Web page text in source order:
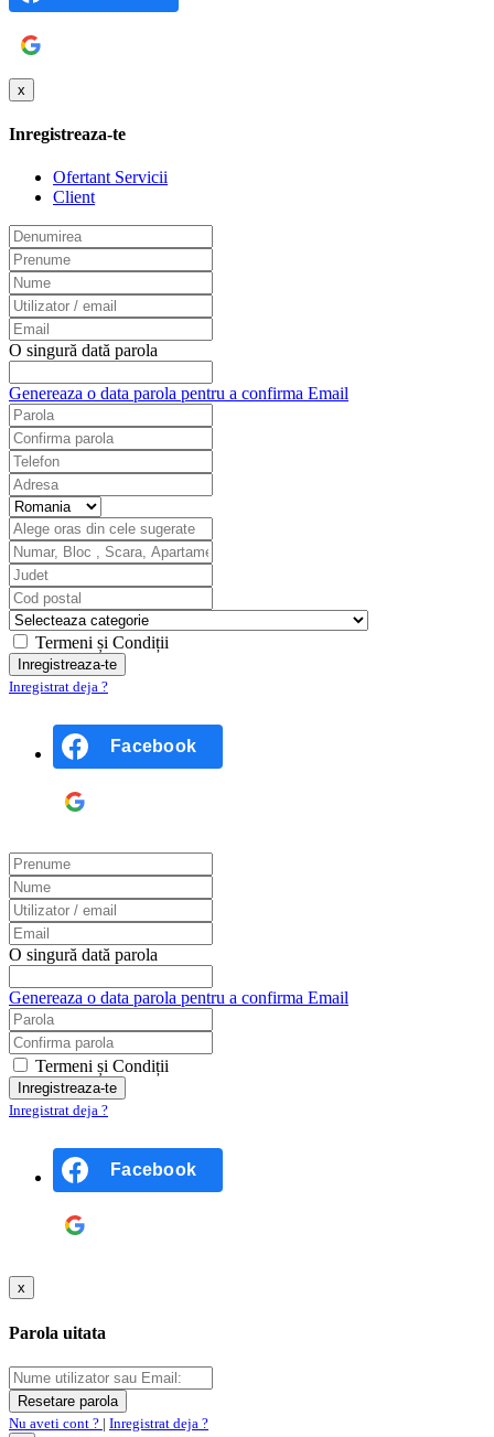
x
Inregistreaza-te
Ofertant Servicii
Client
O singură dată parola
Genereaza o data parola pentru a confirma Email
Termeni și Condiții
Inregistrat deja ?
Facebook
O singură dată parola
Genereaza o data parola pentru a confirma Email
Termeni și Condiții
Inregistrat deja ?
Facebook
x
Parola uitata
Nu aveti cont ? | Inregistrat deja ?